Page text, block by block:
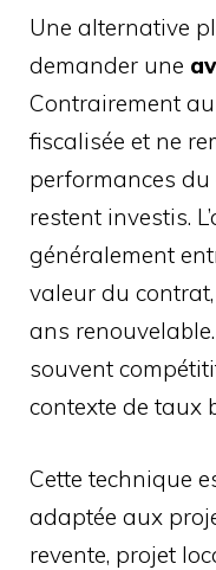
Une alternative
demander une
Contrairement au
fiscalisée et ne
performances
restent investis.
généralement
valeur du
ans
souvent
contexte de taux
Cette technique
adaptée aux
revente, projet